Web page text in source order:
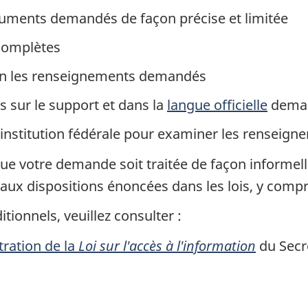
demandés de façon précise et limitée
renseignements demandés
sur le support et dans la langue officielle
fédérale pour examiner les
votre demande soit traitée de façon
dispositions énoncées dans les lois, y
veuillez consulter :
de la Loi sur l'accès à l'information du